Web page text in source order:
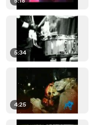
5:34
4:25